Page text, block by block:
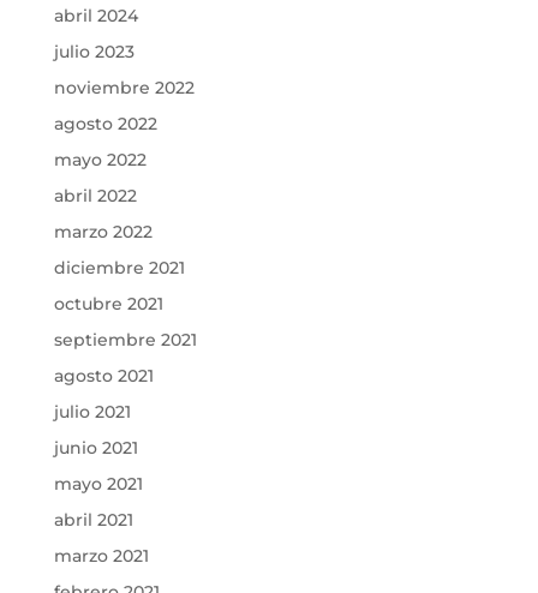
abril 2024
julio 2023
noviembre 2022
agosto 2022
mayo 2022
abril 2022
marzo 2022
diciembre 2021
octubre 2021
septiembre 2021
agosto 2021
julio 2021
junio 2021
mayo 2021
abril 2021
marzo 2021